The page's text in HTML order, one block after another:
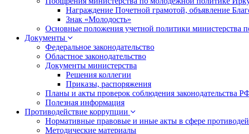
Награждение Почетной грамотой, объявление
Знак «Молодость»
Основные положения учетной политики министерства
Документы
Федеральное законодательство
Областное законодательство
Документы министерства
Решения коллегии
Приказы, распоряжения
Планы и акты проверок соблюдения законодательства
Полезная информация
Противодействие коррупции
Нормативные правовые и иные акты в сфере
Методические материалы